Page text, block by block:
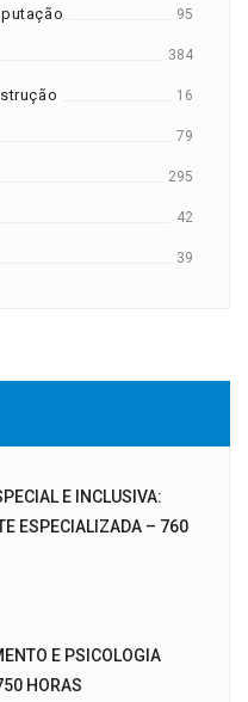
95
384
16
79
295
42
39
E INCLUSIVA:
ESPECIALIZADA – 760
E PSICOLOGIA
HORAS